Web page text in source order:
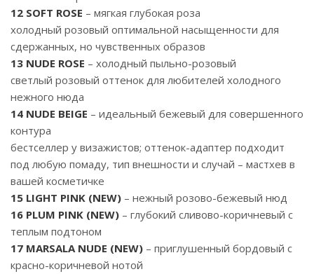
12 SOFT ROSE – мягкая глубокая роза
холодный розовый оптимальной насыщенности для
сдержанных, но чувственных образов
13 NUDE ROSE – холодный пыльно-розовый
светлый розовый оттенок для любителей холодного
нежного нюда
14 NUDE BEIGE – идеальный бежевый для совершенного
контура
бестселлер у визажистов; оттенок-адаптер подходит
под любую помаду, тип внешности и случай – мастхев в
вашей косметичке
15 LIGHT PINK (NEW) – нежный розово-бежевый нюд
16 PLUM PINK (NEW) – глубокий сливово-коричневый с
теплым подтоном
17 MARSALA NUDE (NEW) – приглушенный бордовый с
красно-коричневой нотой